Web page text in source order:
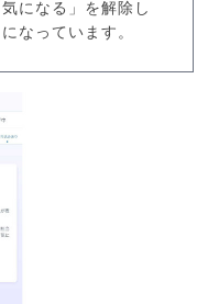
になる」を解除し
なっています。